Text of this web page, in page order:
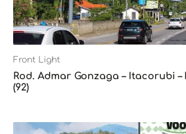
Front Light
Rod. Admar Gonzaga – Itacorubi
(92)